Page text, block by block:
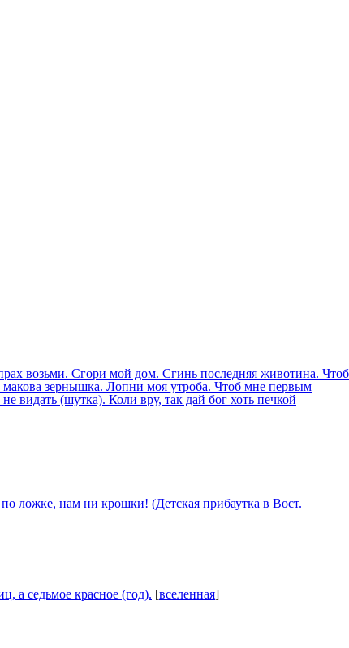
возьми. Сгори мой дом. Сгинь последняя животина. Чтоб
зернышка. Лопни моя утроба. Чтоб мне первым
видать (шутка). Коли вру, так дай бог хоть печкой
ложке, нам ни крошки! (Детская прибаутка в Вост.
а седьмое красное (год). [вселенная]